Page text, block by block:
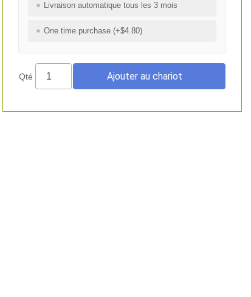
Livraison automatique tous les 3 mois
One time purchase (+$4.80)
Qté